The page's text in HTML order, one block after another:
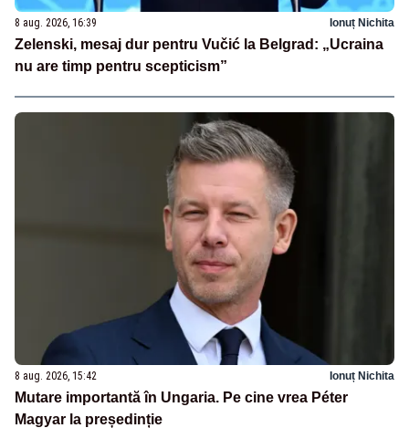
8 aug. 2026, 16:39 Ionuț Nichita
Zelenski, mesaj dur pentru Vučić la Belgrad: „Ucraina
nu are timp pentru scepticism”
8 aug. 2026, 15:42 Ionuț Nichita
Mutare importantă în Ungaria. Pe cine vrea Péter
Magyar la președinție